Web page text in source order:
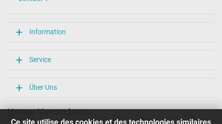
Information
Service
Über Uns
Unsere Versandarten